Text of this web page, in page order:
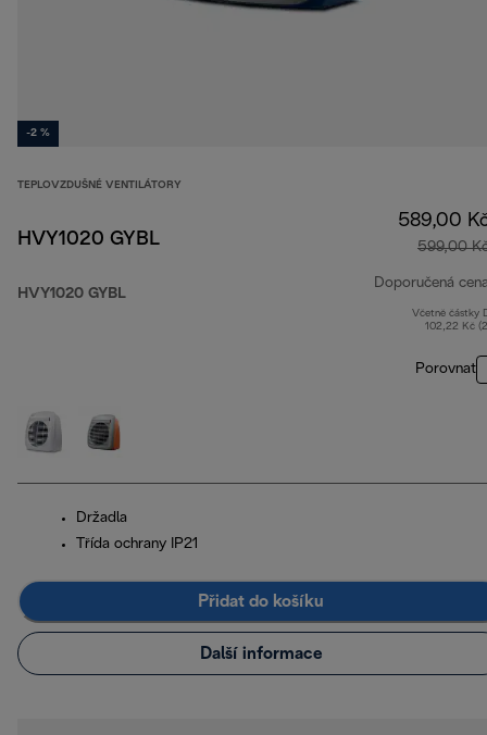
-2 %
TEPLOVZDUŠNÉ VENTILÁTORY
HVY1020 GYBL
HVY1020 GYBL
589,00
599,00
Doporučená
Včetně částky
102,22 Kč
Porovnat
Držadla
Třída ochrany IP21
Přidat do košíku
Další informace